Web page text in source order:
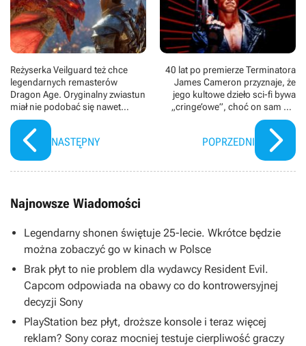
Reżyserka Veilguard też chce
legendarnych remasterów
Dragon Age. Oryginalny zwiastun
miał nie podobać się nawet
twórcom
NASTĘPNY
40 lat po premierze Terminatora
James Cameron przyznaje, że
jego kultowe dzieło sci-fi bywa
„cringe’owe”, choć on sam nie
czuje się zażenowany
POPRZEDNI
Najnowsze Wiadomości
Legendarny shonen świętuje 25-lecie. Wkrótce będzie
można zobaczyć go w kinach w Polsce
Brak płyt to nie problem dla wydawcy Resident Evil.
Capcom odpowiada na obawy co do kontrowersyjnej
decyzji Sony
PlayStation bez płyt, droższe konsole i teraz więcej
reklam? Sony coraz mocniej testuje cierpliwość graczy